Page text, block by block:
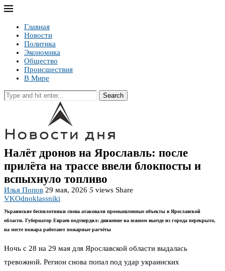
Главная
Новости
Политика
Экономика
Общество
Происшествия
В Мире
Search
Налёт дронов на Ярославль: после
прилёта на трассе ввели блокпосты и
вспыхнуло топливо
Илья Попов 29 мая, 2026 5 views Share
VKOdnoklassniki
Украинские беспилотники снова атаковали промышленные объекты в Ярославской
области. Губернатор Евраев подтвердил: движение на южном выезде из города перекрыто,
на месте пожара работают пожарные расчёты
Ночь с 28 на 29 мая для Ярославской области выдалась
тревожной. Регион снова попал под удар украинских